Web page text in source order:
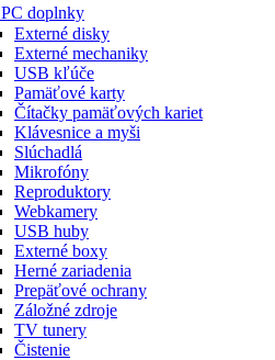
PC doplnky
Externé disky
Externé mechaniky
USB kľúče
Pamäťové karty
Čítačky pamäťových kariet
Klávesnice a myši
Slúchadlá
Mikrofóny
Reproduktory
Webkamery
USB huby
Externé boxy
Herné zariadenia
Prepäťové ochrany
Záložné zdroje
TV tunery
Čistenie